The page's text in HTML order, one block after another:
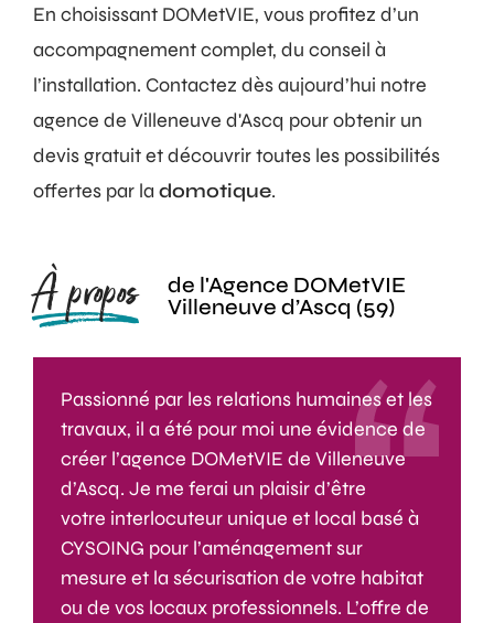
En choisissant DOMetVIE, vous profitez d’un
accompagnement complet, du conseil à
l’installation. Contactez dès aujourd’hui notre
agence de Villeneuve d'Ascq pour obtenir un
devis gratuit et découvrir toutes les possibilités
offertes par la domotique.
À propos
de l'Agence DOMetVIE
Villeneuve d’Ascq (59)
Passionné par les relations humaines et les
travaux, il a été pour moi une évidence de
créer l’agence DOMetVIE de Villeneuve
d’Ascq. Je me ferai un plaisir d’être
votre interlocuteur unique et local basé à
CYSOING pour l’aménagement sur
mesure et la sécurisation de votre habitat
ou de vos locaux professionnels. L’offre de